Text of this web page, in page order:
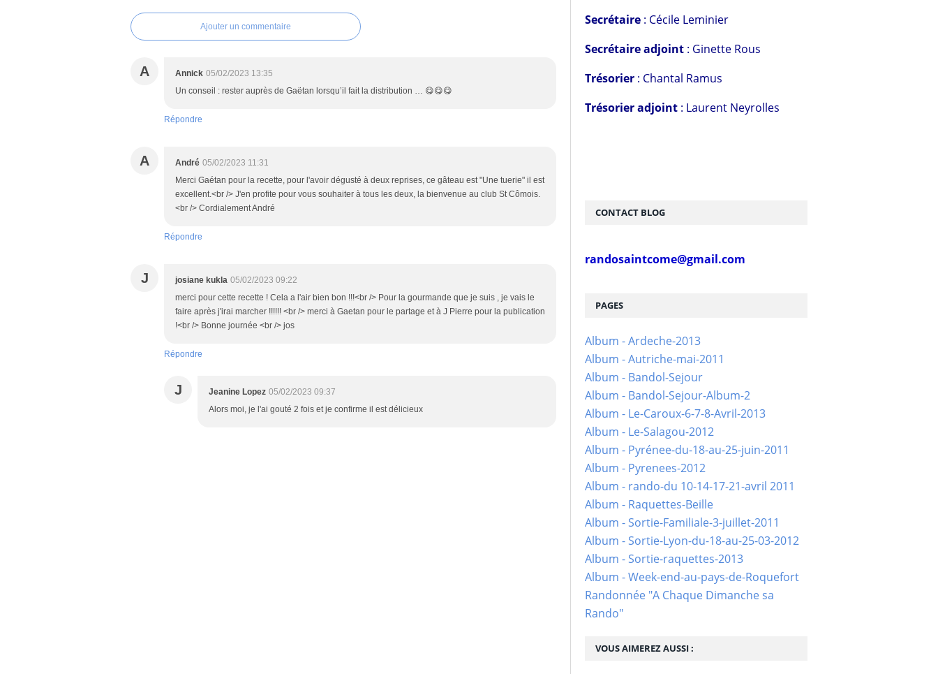
Ajouter un commentaire
A Annick 05/02/2023 13:35
Un conseil : rester auprès de Gaëtan lorsqu’il fait la distribution … 😋😋😋
Répondre
A André 05/02/2023 11:31
Merci Gaétan pour la recette, pour l'avoir dégusté à deux reprises, ce gâteau est "Une tuerie" il est
excellent.<br /> J'en profite pour vous souhaiter à tous les deux, la bienvenue au club St Cômois.
<br /> Cordialement André
Répondre
J josiane kukla 05/02/2023 09:22
merci pour cette recette ! Cela a l'air bien bon !!!<br /> Pour la gourmande que je suis , je vais le
faire après j'irai marcher !!!!!! <br /> merci à Gaetan pour le partage et à J Pierre pour la publication
!<br /> Bonne journée <br /> jos
Répondre
J Jeanine Lopez 05/02/2023 09:37
Alors moi, je l'ai gouté 2 fois et je confirme il est délicieux
VOUS AIMEREZ AUSSI :
PAGES
Album - Ardeche-2013
Album - Autriche-mai-2011
Album - Bandol-Sejour
Album - Bandol-Sejour-Album-2
Album - Le-Caroux-6-7-8-Avril-2013
Album - Le-Salagou-2012
Album - Pyrénee-du-18-au-25-juin-2011
Album - Pyrenees-2012
Album - rando-du 10-14-17-21-avril 2011
Album - Raquettes-Beille
Album - Sortie-Familiale-3-juillet-2011
Album - Sortie-Lyon-du-18-au-25-03-2012
Album - Sortie-raquettes-2013
Album - Week-end-au-pays-de-Roquefort
Randonnée "A Chaque Dimanche sa
Rando"
Secrétaire : Cécile Leminier
Secrétaire adjoint : Ginette Rous
Trésorier : Chantal Ramus
Trésorier adjoint : Laurent Neyrolles
CONTACT BLOG
randosaintcome@gmail.com